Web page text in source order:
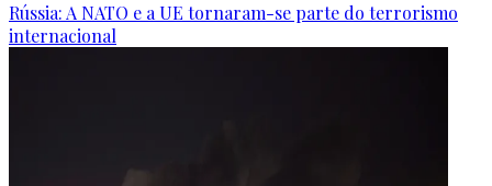
Rússia: A NATO e a UE tornaram-se parte do terrorismo
internacional